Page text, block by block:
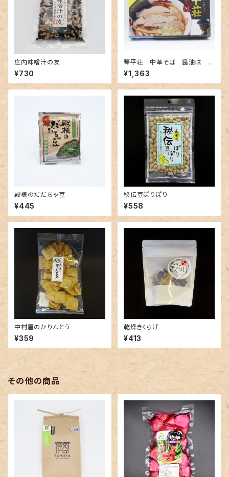
庄内味噌汁の友
¥730
琴平荘 中華そば 醤油味
生４食入 スープ付
¥1,363
殿様のだだちゃ豆
¥445
秘伝豆ぽりぽり
¥558
中村屋のかりんとう
¥359
乾燥きくらげ
¥413
その他の商品